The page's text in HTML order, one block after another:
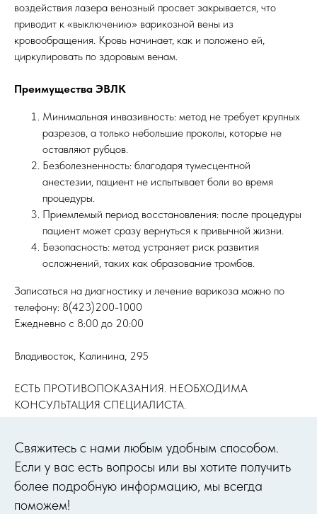
воздействия лазера венозный просвет закрывается, что
приводит к «выключению» варикозной вены из
кровообращения. Кровь начинает, как и положено ей,
циркулировать по здоровым венам.
Преимущества ЭВЛК
Минимальная инвазивность: метод не требует крупных
разрезов, а только небольшие проколы, которые не
оставляют рубцов.
Безболезненность: благодаря тумесцентной
анестезии, пациент не испытывает боли во время
процедуры.
Приемлемый период восстановления: после процедуры
пациент может сразу вернуться к привычной жизни.
Безопасность: метод устраняет риск развития
осложнений, таких как образование тромбов.
Записаться на диагностику и лечение варикоза можно по
телефону: 8(423)200-1000
Ежедневно с 8:00 до 20:00
Владивосток, Калинина, 295
ЕСТЬ ПРОТИВОПОКАЗАНИЯ. НЕОБХОДИМА
КОНСУЛЬТАЦИЯ СПЕЦИАЛИСТА.
Cвяжитесь с нами любым удобным способом.
Если у вас есть вопросы или вы хотите получить
более подробную информацию, мы всегда
поможем!